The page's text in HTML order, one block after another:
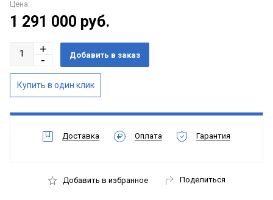
Цена:
1 291 000 руб.
Доставка Оплата Гарантия
Добавить в избранное Поделиться